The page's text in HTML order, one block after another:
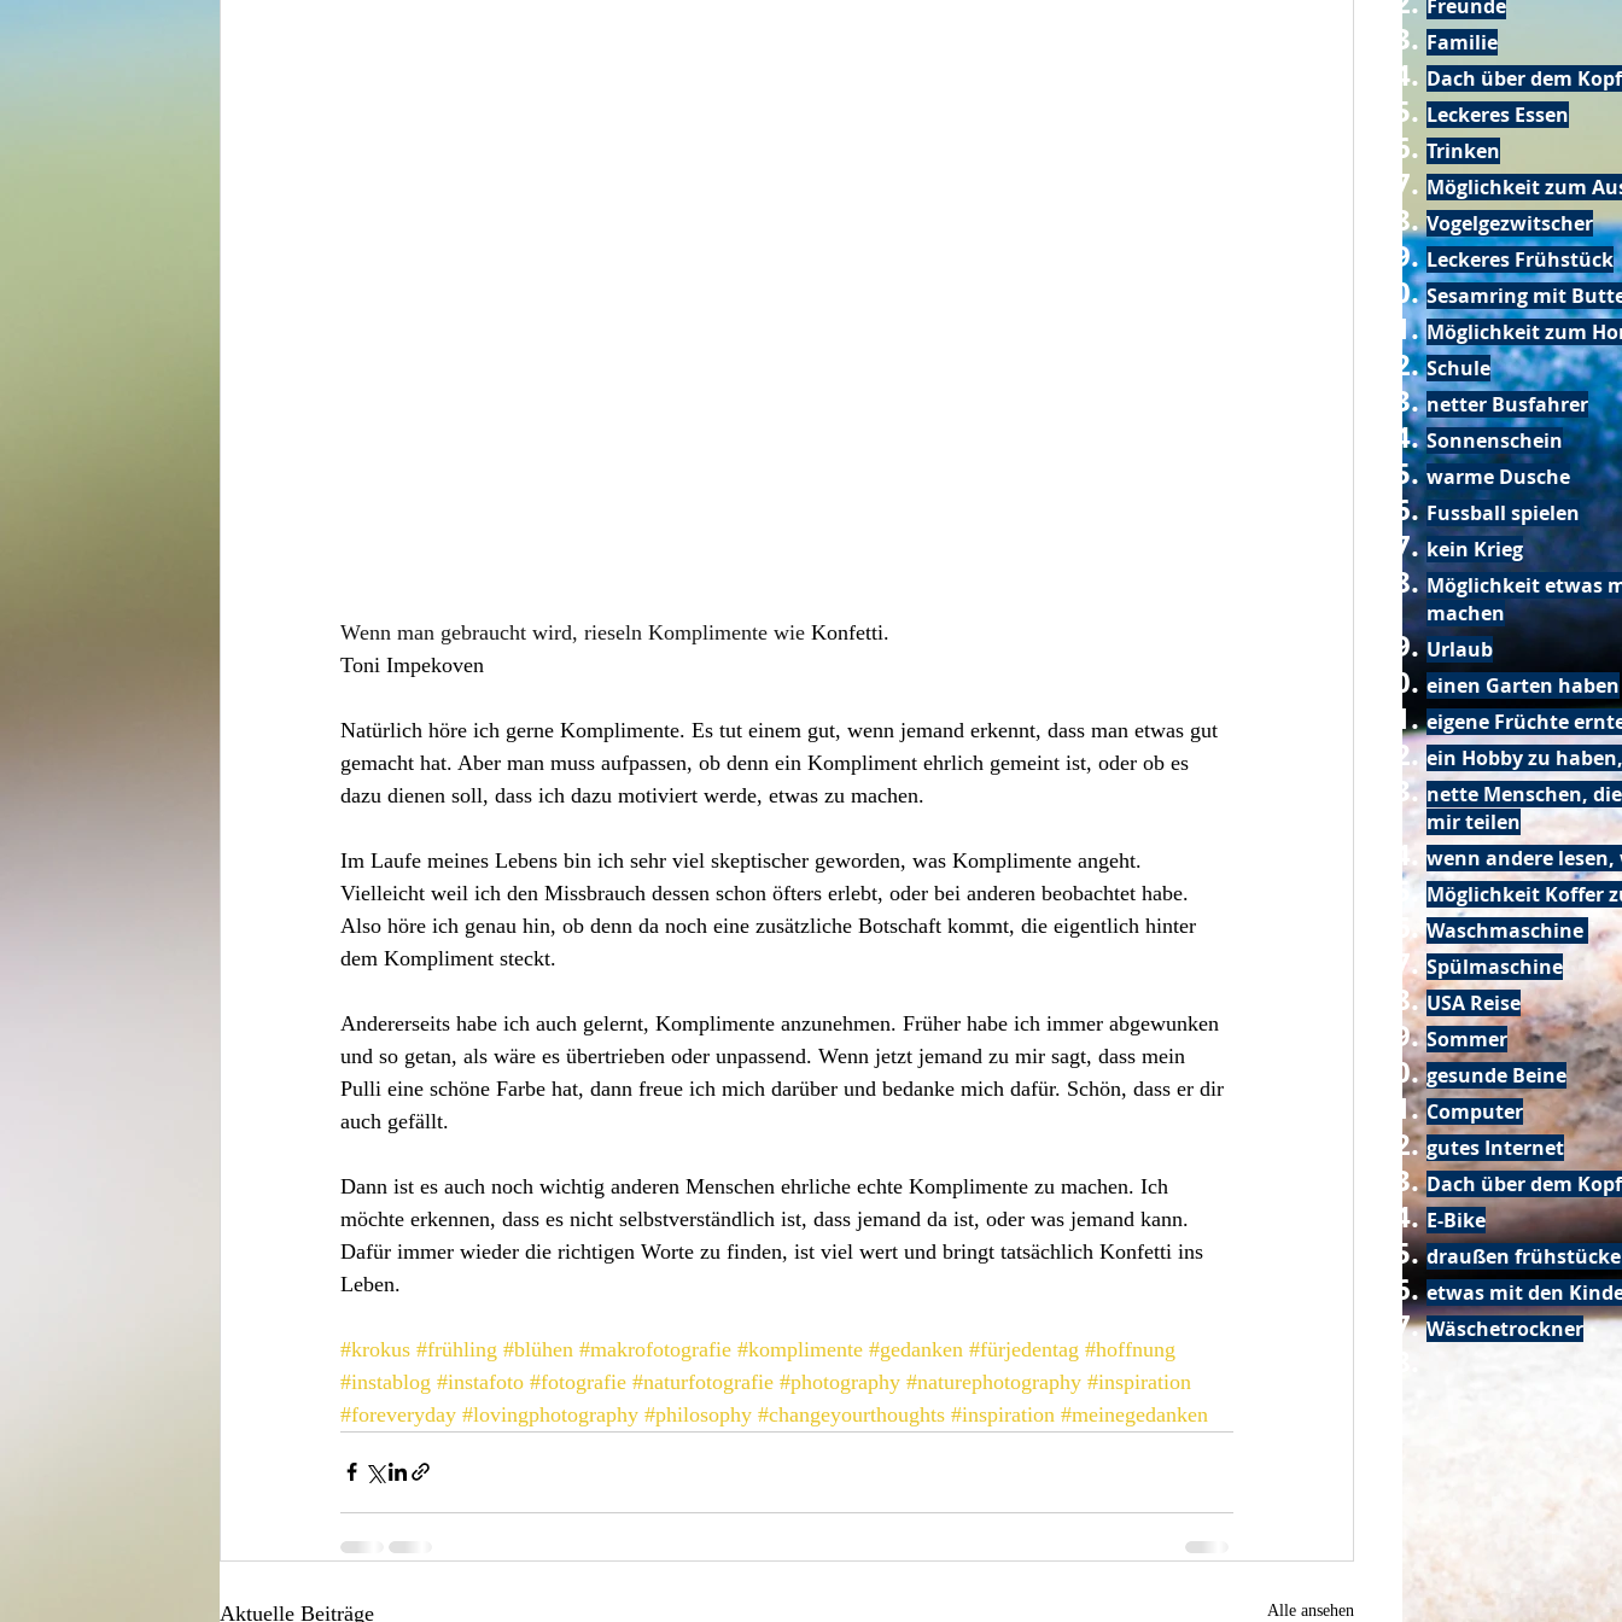
Wenn man gebraucht wird, rieseln Komplimente wie Konfetti.
Toni Impekoven
Natürlich höre ich gerne Komplimente. Es tut einem gut, wenn jemand erkennt, dass man etwas gut
gemacht hat. Aber man muss aufpassen, ob denn ein Kompliment ehrlich gemeint ist, oder ob es
dazu dienen soll, dass ich dazu motiviert werde, etwas zu machen.
Im Laufe meines Lebens bin ich sehr viel skeptischer geworden, was Komplimente angeht.
Vielleicht weil ich den Missbrauch dessen schon öfters erlebt, oder bei anderen beobachtet habe.
Also höre ich genau hin, ob denn da noch eine zusätzliche Botschaft kommt, die eigentlich hinter
dem Kompliment steckt.
Andererseits habe ich auch gelernt, Komplimente anzunehmen. Früher habe ich immer abgewunken
und so getan, als wäre es übertrieben oder unpassend. Wenn jetzt jemand zu mir sagt, dass mein
Pulli eine schöne Farbe hat, dann freue ich mich darüber und bedanke mich dafür. Schön, dass er dir
auch gefällt.
Dann ist es auch noch wichtig anderen Menschen ehrliche echte Komplimente zu machen. Ich
möchte erkennen, dass es nicht selbstverständlich ist, dass jemand da ist, oder was jemand kann.
Dafür immer wieder die richtigen Worte zu finden, ist viel wert und bringt tatsächlich Konfetti ins
Leben.
#krokus #frühling #blühen #makrofotografie #komplimente #gedanken #fürjedentag #hoffnung
#instablog #instafoto #fotografie #naturfotografie #photography #naturephotography #inspiration
#foreveryday #lovingphotography #philosophy #changeyourthoughts #inspiration #meinegedanken
Aktuelle Beiträge Alle ansehen
Freunde
Familie
Dach über dem Kopf
Leckeres Essen
Trinken
Möglichkeit zum
Vogelgezwitscher
Leckeres Frühstück
Sesamring mit
Möglichkeit zum
Schule
netter Busfahrer
Sonnenschein
warme Dusche
Fussball spielen
kein Krieg
Möglichkeit etwas
machen
Urlaub
einen Garten haben
eigene Früchte
ein Hobby zu
nette Menschen,
mir teilen
wenn andere lesen,
Möglichkeit Koffer
Waschmaschine
Spülmaschine
USA Reise
Sommer
gesunde Beine
Computer
gutes Internet
Dach über dem Kopf
E-Bike
draußen
etwas mit den
Wäschetrockner